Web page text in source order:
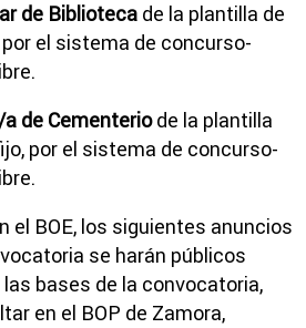
de Biblioteca de la plantilla de
el sistema de concurso-
de Cementeriode la plantilla
por el sistema de concurso-
el BOE, los siguientes anuncios
se harán públicos
bases de la convocatoria,
en el BOP de Zamora,